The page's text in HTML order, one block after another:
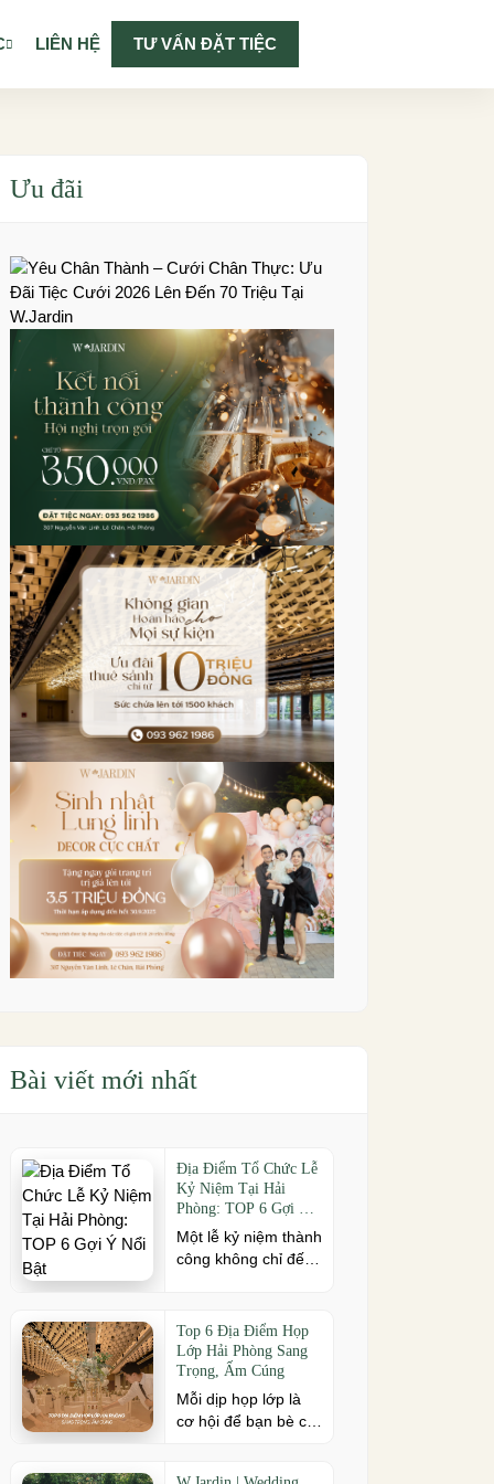
LIÊN HỆ TƯ VẤN ĐẶT TIỆC
Ưu đãi
Bài viết mới nhất
Địa Điểm Tổ Chức Lễ
Kỷ Niệm Tại Hải
Phòng: TOP 6 Gợi Ý
Nổi Bật
Một lễ kỷ niệm thành
công không chỉ đến
vào địa điểm tổ
chức. Nếu bạn đang
tìm kiếm địa điểm tổ
chức lễ kỷ niệm tại
Hải Phòng có không
đáp ứng nhiều quy
Top 6 Địa Điểm Họp
Lớp Hải Phòng Sang
Trọng, Ấm Cúng
Mỗi dịp họp lớp là
cơ hội để bạn bè cũ